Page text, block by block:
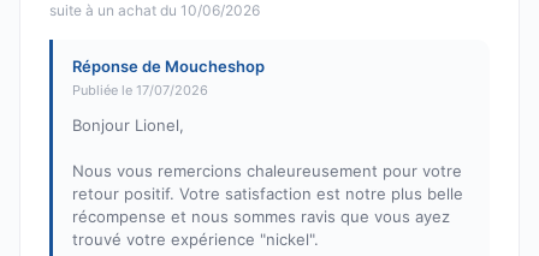
suite à un achat du 10/06/2026
Réponse de Moucheshop
Publiée le 17/07/2026
Bonjour Lionel,
Nous vous remercions chaleureusement pour votre
retour positif. Votre satisfaction est notre plus belle
récompense et nous sommes ravis que vous ayez
trouvé votre expérience "nickel".